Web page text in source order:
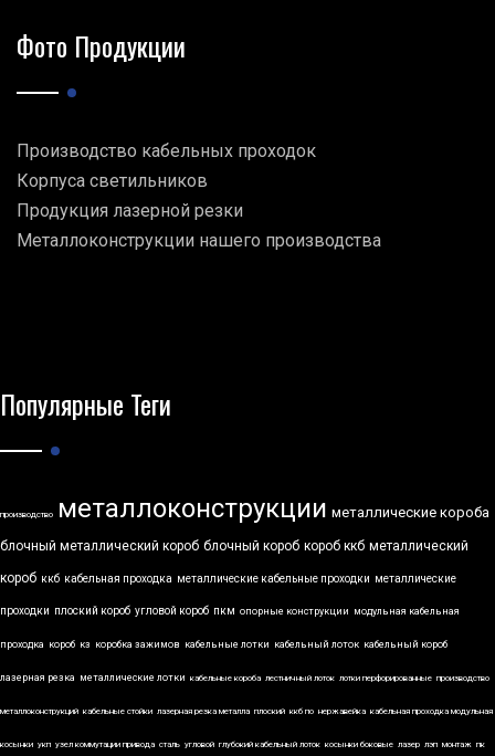
Фото Продукции
Производство кабельных проходок
Корпуса светильников
Продукция лазерной резки
Металлоконструкции нашего производства
Популярные Теги
производство металлоконструкции металлические короба
блочный металлический короб блочный короб короб ккб металлический
короб ккб кабельная проходка металлические кабельные проходки металлические
проходки плоский короб угловой короб пкм опорные конструкции модульная кабельная
проходка короб кз коробка зажимов кабельные лотки кабельный лоток кабельный короб
лазерная резка металлические лотки кабельные короба лестничный лоток лотки перфорированные производство
металлоконструкций кабельные стойки лазерная резка металла плоский ккб по нержавейка кабельная проходка модульная
косынки укп узел коммутации привода сталь угловой глубокий кабельный лоток косынки боковые лазер лэп монтаж пк